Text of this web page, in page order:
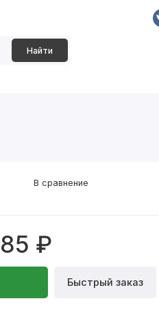
Найти
₽
Быстрый заказ
В сравнение